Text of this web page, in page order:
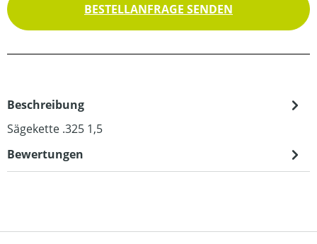
BESTELLANFRAGE SENDEN
Beschreibung
Sägekette .325 1,5
Bewertungen